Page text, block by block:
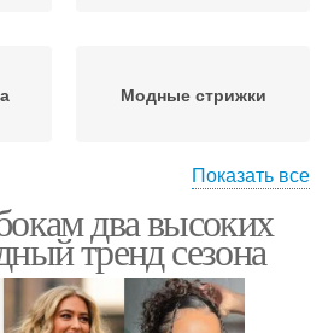
Модные стрижки
Показать все
два высоких
тренд сезона